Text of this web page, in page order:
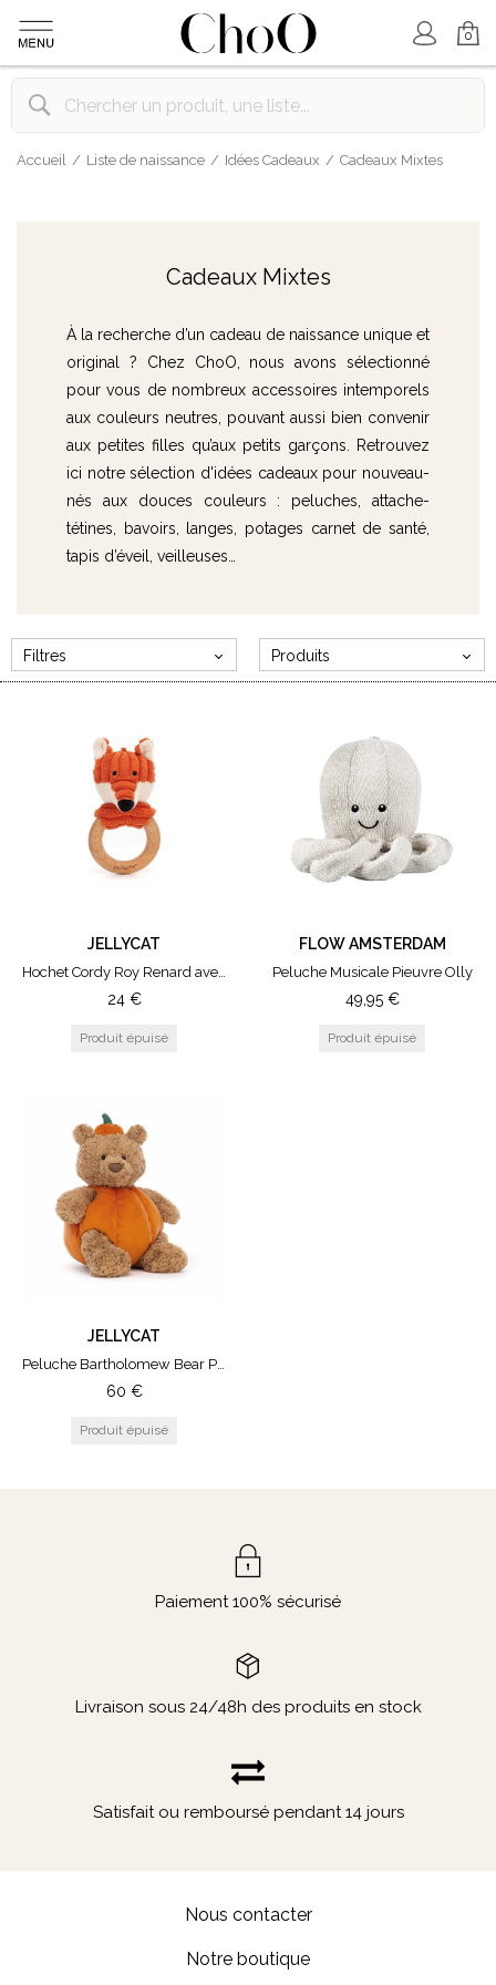
Mon Compte
0
Accueil Liste de naissance Idées Cadeaux Cadeaux Mixtes
Cadeaux Mixtes
À la recherche d’un cadeau de naissance unique et
original ? Chez ChoO, nous avons sélectionné
pour vous de nombreux accessoires intemporels
aux couleurs neutres, pouvant aussi bien convenir
aux petites filles qu’aux petits garçons. Retrouvez
ici notre sélection d'idées cadeaux pour nouveau-
nés aux douces couleurs : peluches, attache-
tétines, bavoirs, langes, potages carnet de santé,
tapis d’éveil, veilleuses…
Filtres
Flow Amsterdam
Jellycat
CARTE CADEAU
100€
500€
COULEUR
Orange
Gris
Blanc
Bleu
Jaune
Marron
Produits
JELLYCAT
Hochet Cordy Roy Renard avec Anneau en Bois
24 €
FLOW AMSTERDAM
Peluche Musicale Pieuvre Olly
49,95 €
JELLYCAT
Peluche Bartholomew Bear Pumpkin Large
60 €
Paiement 100% sécurisé
Livraison sous 24/48h des produits en stock
Satisfait ou remboursé pendant 14 jours
Nous contacter
Notre boutique